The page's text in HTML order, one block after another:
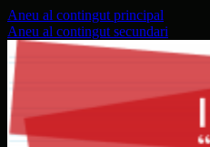
Aneu al contingut principal
Aneu al contingut secundari
I Jornades
i Educació
Facultat de